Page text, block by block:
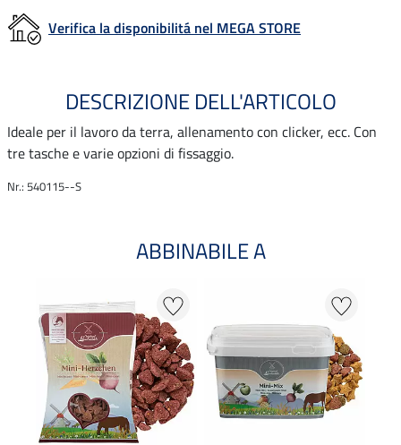
Verifica la disponibilitá nel MEGA STORE
DESCRIZIONE DELL'ARTICOLO
Ideale per il lavoro da terra, allenamento con clicker, ecc. Con
tre tasche e varie opzioni di fissaggio.
Nr.: 540115--S
ABBINABILE A